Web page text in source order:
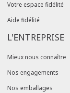
Votre espace fidélité
Aide fidélité
L'ENTREPRISE
Mieux nous connaître
Nos engagements
Nos emballages